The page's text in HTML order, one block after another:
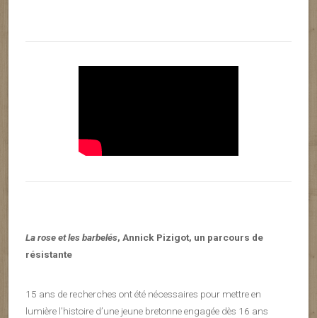
La rose et les barbelés, Annick Pizigot, un parcours de
résistante
15 ans de recherches ont été nécessaires pour mettre en
lumière l’histoire d’une jeune bretonne engagée dès 16 ans